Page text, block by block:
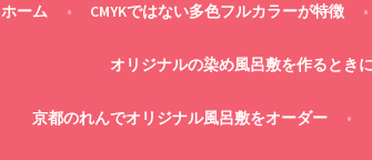
ホーム CMYKではない多色フルカラーが特徴
オリジナルの染め風呂敷を作るとき
京都のれんでオリジナル風呂敷をオーダー